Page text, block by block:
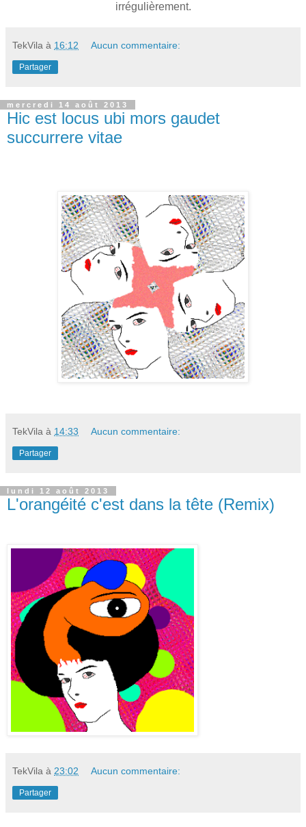
irrégulièrement.
TekVila à 16:12 Aucun commentaire:
Partager
mercredi 14 août 2013
Hic est locus ubi mors gaudet
succurrere vitae
TekVila à 14:33 Aucun commentaire:
Partager
lundi 12 août 2013
L'orangéité c'est dans la tête (Remix)
TekVila à 23:02 Aucun commentaire:
Partager